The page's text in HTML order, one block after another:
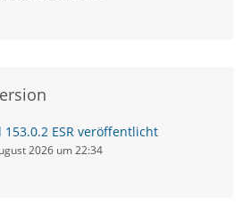
ESR veröffentlicht
2026 um 22:34